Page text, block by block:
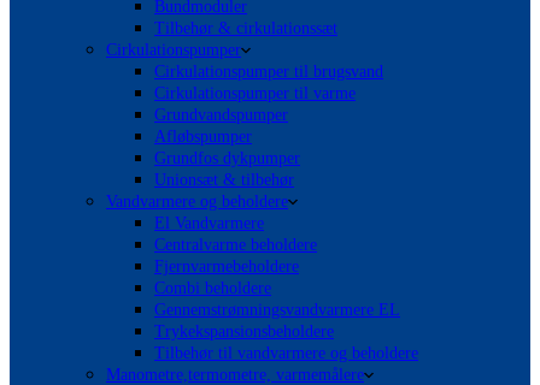
Bundmoduler
Tilbehør & cirkulationssæt
Cirkulationspumper
Cirkulationspumper til brugsvand
Cirkulationspumper til varme
Grundvandspumper
Afløbspumper
Grundfos dykpumper
Unionsæt & tilbehør
Vandvarmere og beholdere
El Vandvarmere
Centralvarme beholdere
Fjernvarmebeholdere
Combi beholdere
Gennemstrømningsvandvarmere EL
Trykekspansionsbeholdere
Tilbehør til vandvarmere og beholdere
Manometre,termometre, varmemålere